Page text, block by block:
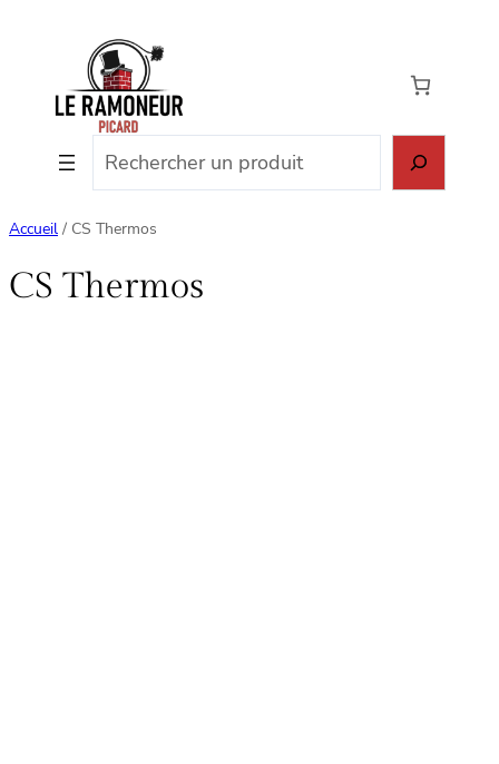
contenu
Accueil / CS Thermos
CS Thermos